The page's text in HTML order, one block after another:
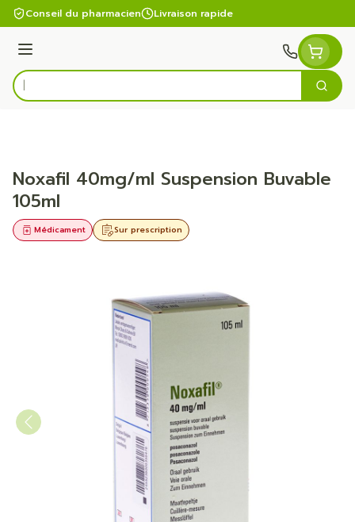
Aller au contenu
Conseil du pharmacien Livraison rapide
Menu
Rechercher
Noxafil 40mg/ml Suspension Buvable
105ml
Sur prescription
Médicament